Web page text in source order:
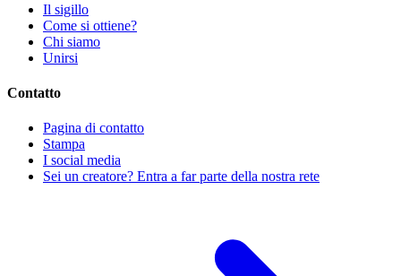
Il sigillo
Come si ottiene?
Chi siamo
Unirsi
Contatto
Pagina di contatto
Stampa
I social media
Sei un creatore? Entra a far parte della nostra rete